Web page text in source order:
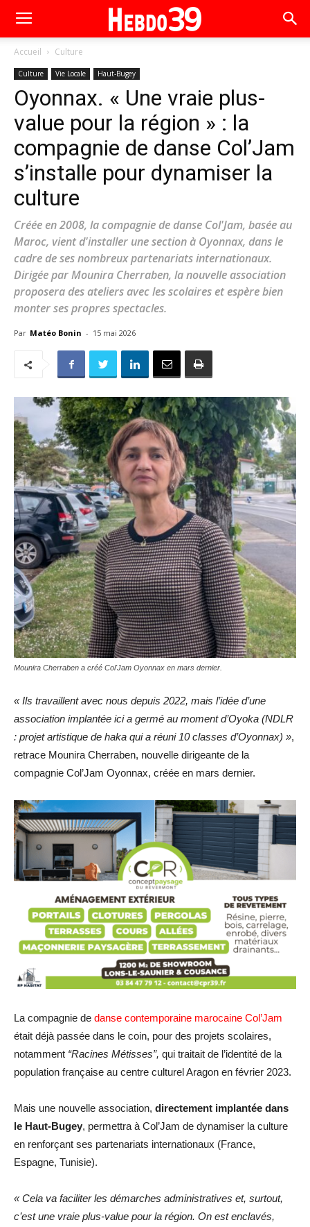
Accueil Culture
Culture Vie Locale Haut-Bugey
Oyonnax. « Une vraie plus-
value pour la région » : la
compagnie de danse Col’Jam
s’installe pour dynamiser la
culture
Créée en 2008, la compagnie de danse Col'Jam, basée au
Maroc, vient d'installer une section à Oyonnax, dans le
cadre de ses nombreux partenariats internationaux.
Dirigée par Mounira Cherraben, la nouvelle association
proposera des ateliers avec les scolaires et espère bien
monter ses propres spectacles.
Par Matéo Bonin - 15 mai 2026
Mounira Cherraben a créé Col'Jam Oyonnax en mars dernier.
« Ils travaillent avec nous depuis 2022, mais l’idée d’une
association implantée ici a germé au moment d’Oyoka (NDLR
: projet artistique de haka qui a réuni 10 classes d’Oyonnax) »,
retrace Mounira Cherraben, nouvelle dirigeante de la
compagnie Col’Jam Oyonnax, créée en mars dernier.
La compagnie de danse contemporaine marocaine Col’Jam
était déjà passée dans le coin, pour des projets scolaires,
notamment “Racines Métisses”, qui traitait de l’identité de la
population française au centre culturel Aragon en février 2023.
Mais une nouvelle association, directement implantée dans
le Haut-Bugey, permettra à Col’Jam de dynamiser la culture
en renforçant ses partenariats internationaux (France,
Espagne, Tunisie).
« Cela va faciliter les démarches administratives et, surtout,
c’est une vraie plus-value pour la région. On est enclavés,